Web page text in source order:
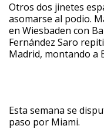
Otros dos jinetes
asomarse al podio.
en Wiesbaden con
Fernández Saro
Madrid, montando a
Esta semana se
paso por Miami.